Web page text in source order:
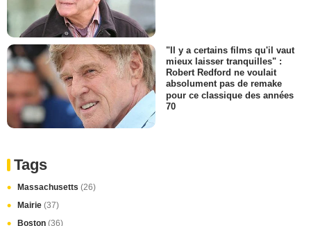
"Il y a certains films qu'il vaut
mieux laisser tranquilles" :
Robert Redford ne voulait
absolument pas de remake
pour ce classique des années
70
Tags
Massachusetts (26)
Mairie (37)
Boston (36)